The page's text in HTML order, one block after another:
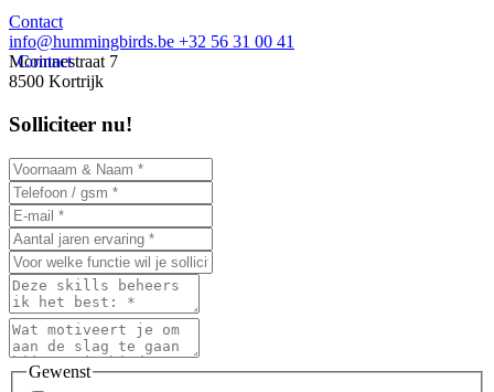
Contact
Contact
info@hummingbirds.be +32 56 31 00 41
Morinnestraat 7
8500 Kortrijk
Solliciteer nu!
Gewenst